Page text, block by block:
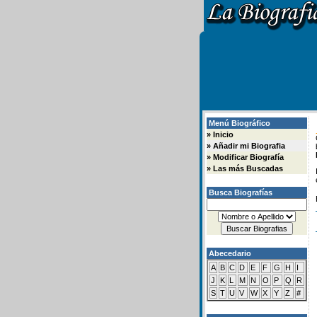
Menú Biográfico
» Inicio
» Añadir mi Biografia
» Modificar Biografía
» Las más Buscadas
Busca Biografías
Abecedario
A B C D E F G H
I
J
K L M N O P Q
R
S T U V W X Y Z #